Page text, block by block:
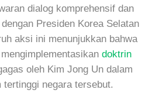
dialog komprehensif dan
Presiden Korea Selatan
aksi ini menunjukkan bahwa
doktrin
oleh Kim Jong Un dalam
tertinggi negara tersebut.